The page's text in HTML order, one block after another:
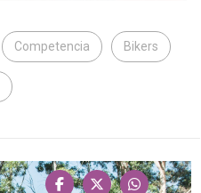
Competencia Bikers